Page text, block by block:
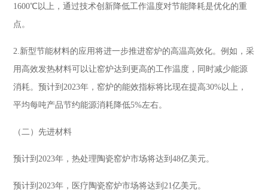
1600℃以上，通过技术创新降低工作温度对节能降耗是优化的重
点。
2.新型节能材料的应用将进一步推进窑炉的高温高效化。例如，采
用高效发热材料可以让窑炉达到更高的工作温度，同时减少能源
消耗。预计到2023年，窑炉的能效指标将比现在提高30%以上，
平均每吨产品节约能源消耗降低5%左右。
（二）先进材料
预计到2023年，热处理陶瓷窑炉市场将达到48亿美元。
预计到2023年，医疗陶瓷窑炉市场将达到21亿美元。